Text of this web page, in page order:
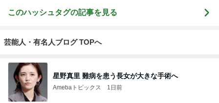
このハッシュタグの記事を見る
芸能人・有名人ブログ TOPへ
星野真里 難病を患う長女が大きな手術へ
Amebaトピックス 1日前